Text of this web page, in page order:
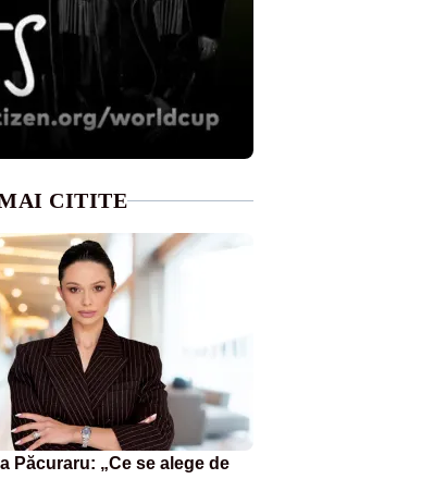
CITITE
Păcuraru: „Ce se alege de